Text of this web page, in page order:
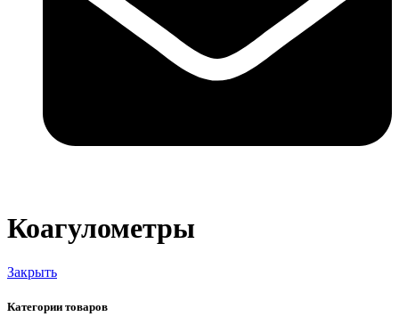
Коагулометры
Закрыть
Категории товаров